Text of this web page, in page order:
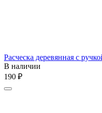
Расческа деревянная с
В наличии
‍190‍ ₽